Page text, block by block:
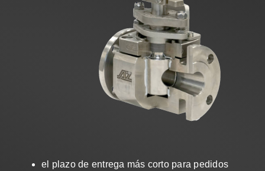
el plazo de entrega más corto para pedidos